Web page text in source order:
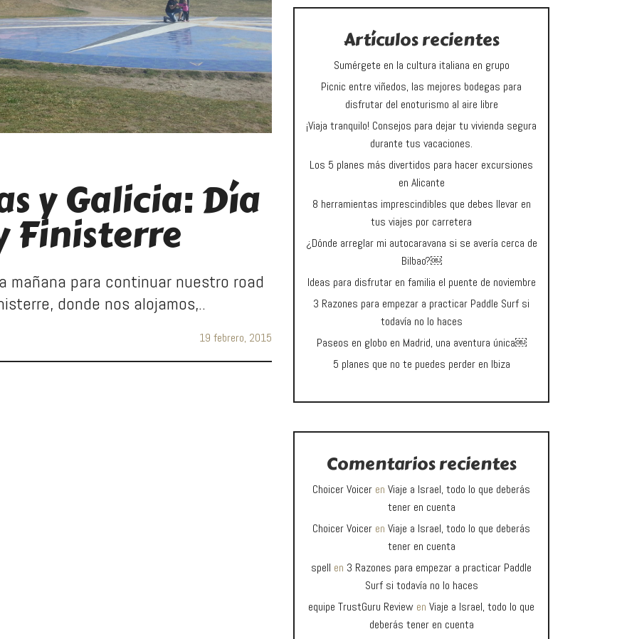
y Galicia: Día
Finisterre
mañana para continuar nuestro road
donde nos alojamos,..
19 febrero, 2015
Artículos recientes
Sumérgete en la cultura italiana en grupo
Picnic entre viñedos, las mejores bodegas para
disfrutar del enoturismo al aire libre
¡Viaja tranquilo! Consejos para dejar tu vivienda segura
durante tus vacaciones.
Los 5 planes más divertidos para hacer excursiones
en Alicante
8 herramientas imprescindibles que debes llevar en
tus viajes por carretera
¿Dónde arreglar mi autocaravana si se avería cerca de
Bilbao?￼
Ideas para disfrutar en familia el puente de noviembre
3 Razones para empezar a practicar Paddle Surf si
todavía no lo haces
Paseos en globo en Madrid, una aventura única￼
5 planes que no te puedes perder en Ibiza
Comentarios recientes
Choicer Voicer en Viaje a Israel, todo lo que deberás
tener en cuenta
Choicer Voicer en Viaje a Israel, todo lo que deberás
tener en cuenta
spell en 3 Razones para empezar a practicar Paddle
Surf si todavía no lo haces
equipe TrustGuru Review en Viaje a Israel, todo lo que
deberás tener en cuenta